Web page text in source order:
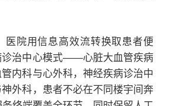
医院用信息高效流转换取患者便
诊治中心模式——心脏大血管疾病
内科与心外科，神经疾病诊治中
外科，患者不必在不同楼宇间奔